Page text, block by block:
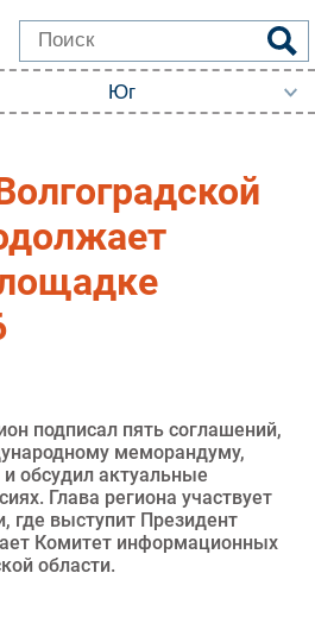
подписал пять соглашений,
меморандуму,
обсудил актуальные
Глава региона участвует
где выступит Президент
Комитет информационных
области.